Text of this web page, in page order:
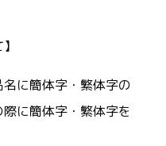
に簡体字・繁体字の
に簡体字・繁体字を